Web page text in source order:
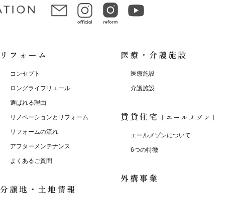
リフォーム
コンセプト
ロングライフリエール
選ばれる理由
リノベーションとリフォーム
リフォームの流れ
アフターメンテナンス
よくあるご質問
分譲地・土地情報
医療・介護施設
医療施設
介護施設
賃貸住宅 ［エールメゾン］
エールメゾンについて
6つの特徴
外構事業